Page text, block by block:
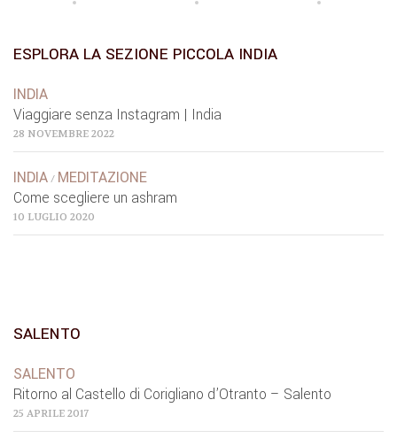
ESPLORA LA SEZIONE PICCOLA INDIA
INDIA
Viaggiare senza Instagram | India
28 NOVEMBRE 2022
INDIA / MEDITAZIONE
Come scegliere un ashram
10 LUGLIO 2020
SALENTO
SALENTO
Ritorno al Castello di Corigliano d’Otranto – Salento
25 APRILE 2017